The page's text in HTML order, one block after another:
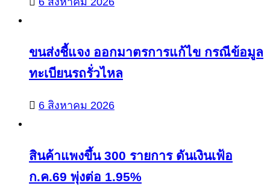
ขนส่งชี้แจง ออกมาตรการแก้ไข กรณีข้อมูล
ทะเบียนรถรั่วไหล
6 สิงหาคม 2026
สินค้าแพงขึ้น 300 รายการ ดันเงินเฟ้อ
ก.ค.69 พุ่งต่อ 1.95%